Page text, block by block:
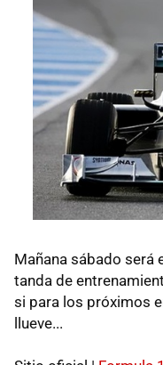
Mañana sábado será
tanda de
si para los próximos
llueve...